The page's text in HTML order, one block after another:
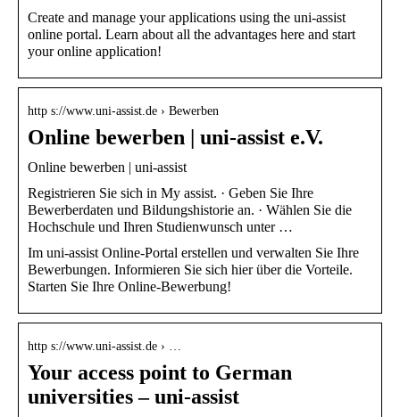
Create and manage your applications using the uni-assist
online portal. Learn about all the advantages here and start
your online application!
http s://www.uni-assist.de › Bewerben
Online bewerben | uni-assist e.V.
Online bewerben | uni-assist
Registrieren Sie sich in My assist. · Geben Sie Ihre
Bewerberdaten und Bildungshistorie an. · Wählen Sie die
Hochschule und Ihren Studienwunsch unter …
Im uni-assist Online-Portal erstellen und verwalten Sie Ihre
Bewerbungen. Informieren Sie sich hier über die Vorteile.
Starten Sie Ihre Online-Bewerbung!
http s://www.uni-assist.de › …
Your access point to German
universities – uni-assist